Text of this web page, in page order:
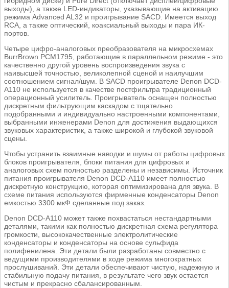
выходы), а также LED-индикаторы, указывающие на активацию
режима Advanced AL32 и проигрывание SACD. Имеется выход
RCA, а также оптический, коаксиальный выходы и пара ИК-
портов.
Четыре цифро-аналоговых преобразователя на микросхемах
BurrBrown PCM1795, работающие в параллельном режиме - это
качественно другой уровень воспроизведения звука с
наивысшей точностью, великолепной сценой и наилучшим
соотношением сигнал/шум. В SACD проигрывателе Denon DCD-
A110 не используется в качестве постфильтра традиционный
операционный усилитель. Проигрыватель оснащен полностью
дискретным фильтрующим каскадом с тщательно
подобранными и индивидуально настроенными компонентами,
выбранными инженерами Denon для достижения выдающихся
звуковых характеристик, а также широкой и глубокой звуковой
сцены.
Чтобы устранить взаимные наводки и шумы от работы цифровых
блоков проигрывателя, блоки питания для цифровых и
аналоговых схем полностью разделены и независимы. Источник
питания проигрывателя Denon DCD-A110 имеет полностью
дискретную конструкцию, которая оптимизирована для звука. В
схеме питания используются фирменные конденсаторы Denon
емкостью 3300 мкФ сделанные под заказ.
Denon DCD-A110 может также похвастаться нестандартными
деталями, такими как полностью дискретная схема регулятора
громкости, высококачественные электролитические
конденсаторы и конденсаторы на основе сульфида
полифенилена. Эти детали были разработаны совместно с
ведущими производителями в ходе режима многократных
прослушиваний. Эти детали обеспечивают чистую, надежную и
стабильную подачу питания, в результате чего звук остается
чистым и прекрасно сбалансированным.